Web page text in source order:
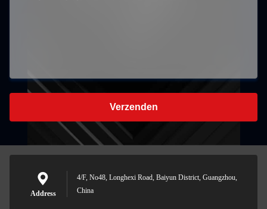
Verzenden
Address
4/F, No48, Longhexi Road, Baiyun District, Guangzhou,
China